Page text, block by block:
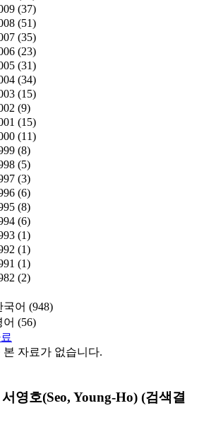
(37)
(51)
(35)
(23)
(31)
(34)
(15)
(9)
(15)
(11)
(8)
(5)
(3)
(6)
(8)
(6)
(1)
(1)
(1)
(2)
국어 (948)
어 (56)
본 자료가 없습니다.
영호(Seo, Young-Ho) (검색결